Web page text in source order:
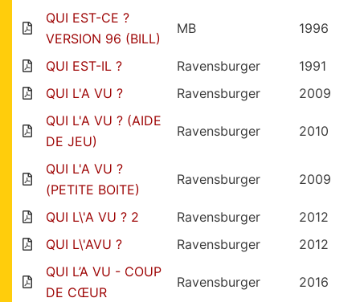
QUI EST-CE ?
VERSION 96 (BILL)
MB 1996
QUI EST-IL ? Ravensburger
1991
QUI L'A VU ?
Ravensburger
2009
QUI L'A VU ? (AIDE
DE JEU)
Ravensburger 2010
QUI L'A VU ?
(PETITE BOITE)
Ravensburger 2009
QUI L\'A VU ? 2 Ravensburger
2012
QUI L\'AVU ?
Ravensburger
2012
QUI L’A VU - COUP
DE CŒUR
Ravensburger 2016